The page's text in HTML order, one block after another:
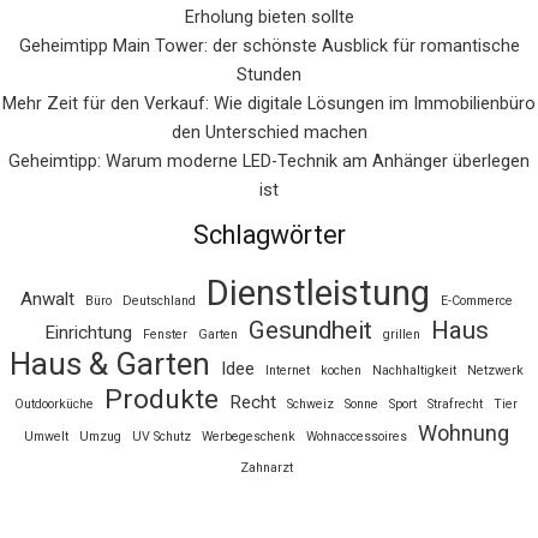
Erholung bieten sollte
Geheimtipp Main Tower: der schönste Ausblick für romantische
Stunden
Mehr Zeit für den Verkauf: Wie digitale Lösungen im Immobilienbüro
den Unterschied machen
Geheimtipp: Warum moderne LED-Technik am Anhänger überlegen
ist
Schlagwörter
Anwalt Büro Deutschland Dienstleistung E-Commerce
Einrichtung Fenster Garten Gesundheit grillen Haus
Haus & Garten Idee Internet kochen Nachhaltigkeit Netzwerk
Outdoorküche Produkte Recht Schweiz Sonne Sport Strafrecht Tier
Umwelt Umzug UV Schutz Werbegeschenk Wohnaccessoires Wohnung
Zahnarzt